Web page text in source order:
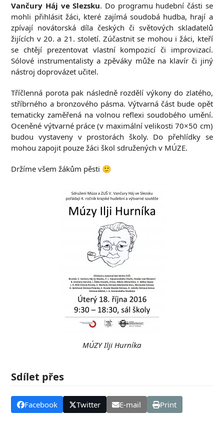
Vančury Háj ve Slezsku. Do programu hudební části se
mohli přihlásit žáci, které zajímá soudobá hudba, hrají a
zpívají novátorská díla českých či světových skladatelů
žijících v 20. a 21. století. Zúčastnit se mohou i žáci, kteří
se chtějí prezentovat vlastní kompozicí či improvizací.
Sólové instrumentalisty a zpěváky může na klavír či jiný
nástroj doprovázet učitel.
Tříčlenná porota pak následně rozdělí výkony do zlatého,
stříbrného a bronzového pásma. Výtvarná část bude opět
tematicky zaměřená na volnou reflexi soudobého umění.
Oceněné výtvarné práce (v maximální velikosti 70×50 cm)
budou vystaveny v prostorách školy. Do přehlídky se
mohou zapojit pouze žáci škol sdružených v MÚZE.
Držíme všem žákům pěsti 🙂
MÚZY Ilji Hurníka
Sdílet přes
Facebook Twitter E-mail Print